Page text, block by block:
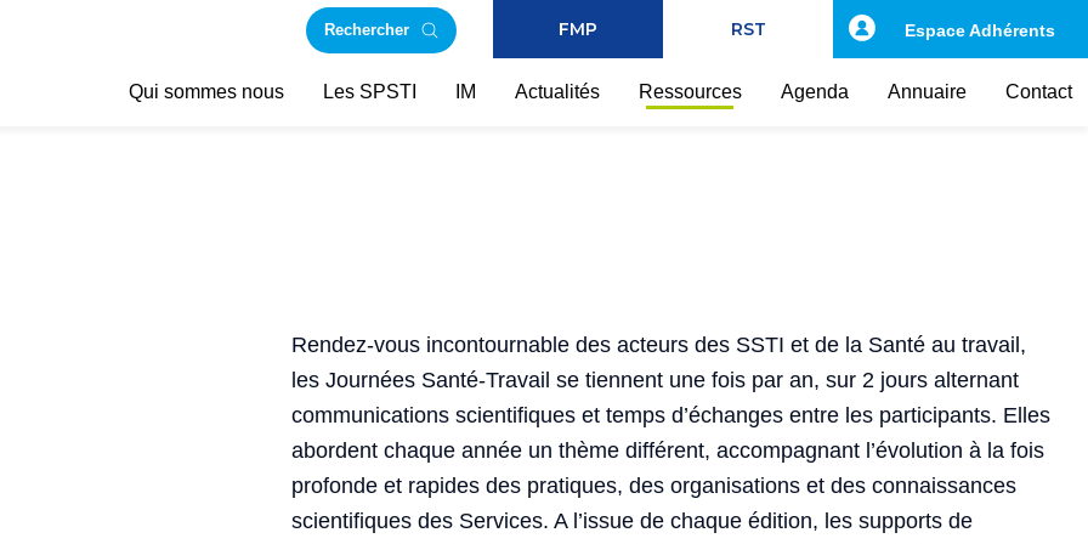
Rechercher FMP RST
Qui sommes nous Les SPSTI IM Actualités Ressources Agenda Annuaire Contact
Espace Adhérents
Rendez-vous incontournable des acteurs des SSTI et de la Santé au travail,
les Journées Santé-Travail se tiennent une fois par an, sur 2 jours alternant
communications scientifiques et temps d’échanges entre les participants. Elles
abordent chaque année un thème différent, accompagnant l’évolution à la fois
profonde et rapides des pratiques, des organisations et des connaissances
scientifiques des Services. A l’issue de chaque édition, les supports de